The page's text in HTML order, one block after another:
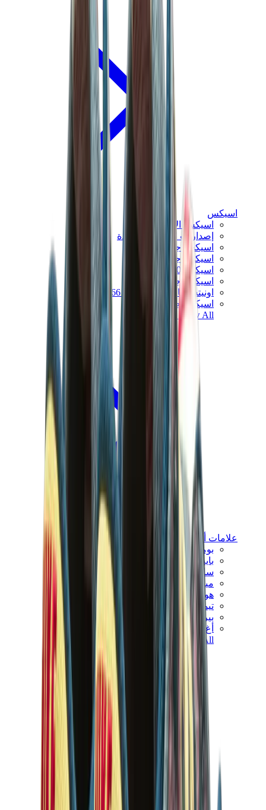
اسيكس
اسيكس الأكثر مبيعاً
إصدارات اسيكس الجديدة
اسيكس جل-كايانو
اسيكس جل-NYC
اسيكس GT-2160
اسيكس جل-1130
اونيتسوكا تايغر مكسيكو 66
اسيكس جل-نيمبوس
View All
علامات أخرى
بوما
بايب
سالومون
ميزون ميهارا
هوكا
تيمبرلاند
بيركنستوك
أغ
View All